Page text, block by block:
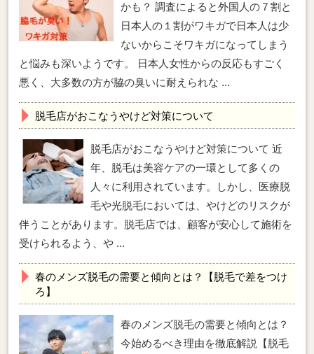
かも？ 調査によると外国人の７割と
日本人の１割がワキガで日本人は少
ないからこそワキガになってしまう
と悩みも深いようです。 日本人女性からの反応もすごく
悪く、大多数の方が脇の臭いに耐えられな ...
脱毛店がおこなうやけど対策について
脱毛店がおこなうやけど対策について 近
年、脱毛は美容ケアの一環として多くの
人々に利用されています。しかし、医療脱
毛や光脱毛においては、やけどのリスクが
伴うことがあります。脱毛店では、顧客が安心して施術を
受けられるよう、や ...
春のメンズ脱毛の需要と傾向とは？【脱毛で差をつけ
ろ】
春のメンズ脱毛の需要と傾向とは？
今始めるべき理由を徹底解説【脱毛